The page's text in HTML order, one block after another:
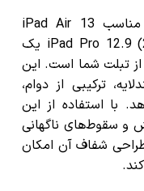
کاور آیپد XUNDD Beatle Stand مناسب iPad Air 13
(2024/2025) و iPad Pro 12.9 (2020/2021/2022) یک
تبلت شما است. این
ترکیبی از دوام،
با استفاده از این
و سقوط‌های ناگهانی
شفاف آن امکان